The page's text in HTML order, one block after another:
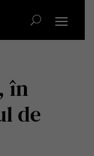
în
de